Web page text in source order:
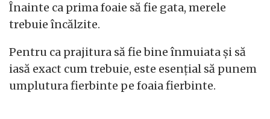
Înainte ca prima foaie să fie gata, merele
trebuie încălzite.
Pentru ca prajitura să fie bine înmuiata și să
iasă exact cum trebuie, este esențial să punem
umplutura fierbinte pe foaia fierbinte.